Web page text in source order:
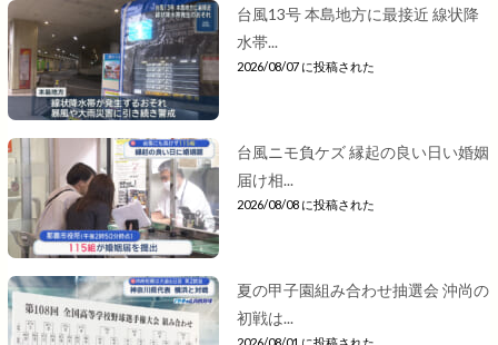
台風13号 本島地方に最接近 線状降
水帯...
2026/08/07 に投稿された
台風ニモ負ケズ 縁起の良い日い婚姻
届け相...
2026/08/08 に投稿された
夏の甲子園組み合わせ抽選会 沖尚の
初戦は...